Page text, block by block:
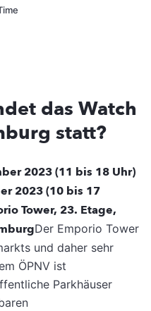
das Watch
statt?
2023 (11 bis 18 Uhr)
2023 (10 bis 17
Tower, 23. Etage,
Der Emporio Tower
und daher sehr
ÖPNV ist
Parkhäuser